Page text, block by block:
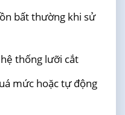
bất thường khi sử
thống lưỡi cắt
mức hoặc tự động